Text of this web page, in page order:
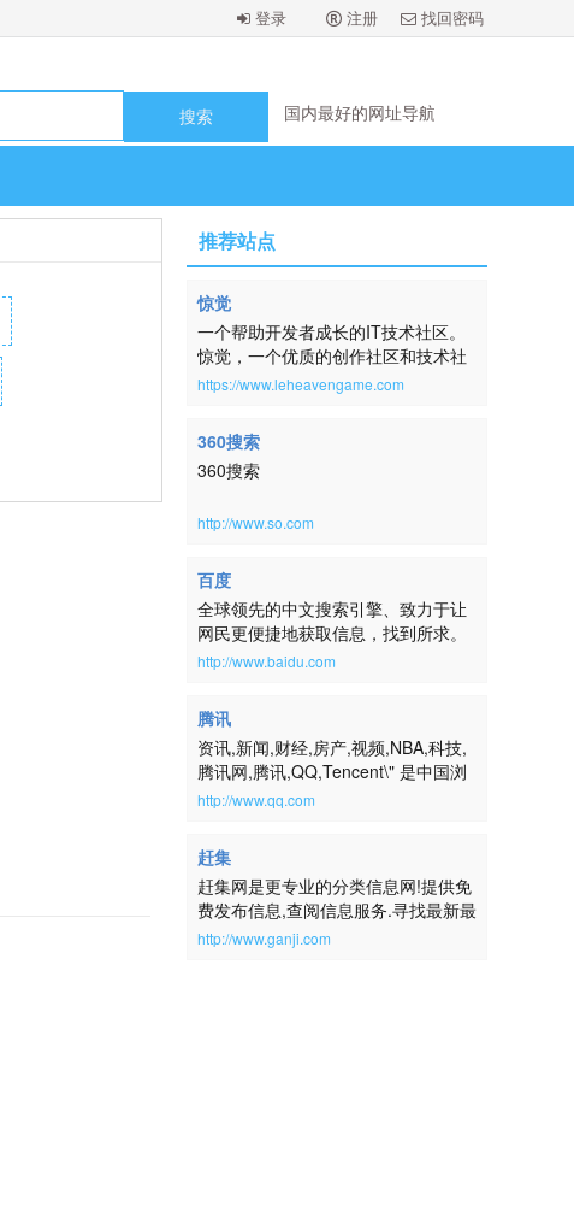
登录 注册 找回密码
国内最好的网址导航
国内最好的网址导航
国内最好的网址导航
推荐站点
惊觉
一个帮助开发者成长的IT技术社区。
惊觉，一个优质的创作社区和技术社
区，在这里，用户每天都可以在这里
程、设计、硬件、游戏等令人激动的
话题。本网站取自：横钗整鬓，倚醉
唱清词，房户静，酒杯深。帘幕明残
溪·韵高格妙》
https://www.leheavengame.com
360搜索
360搜索
http://www.so.com
百度
全球领先的中文搜索引擎、致力于让
网民更便捷地获取信息，找到所求。
百度超过千亿的中文网页数据库，可
http://www.baidu.com
腾讯
资讯,新闻,财经,房产,视频,NBA,科技,
腾讯网,腾讯,QQ,Tencent\" 是中国浏
览量最大的中文门户网站，是腾讯公
乐产品和基础服务为一体的大型综合
门户网站。腾讯网服务于全球华人用
户，致力成为最具传播力和互动性，
权威、主流、时尚的互联网媒体平
台。通过强大的实时新闻和全面深入
http://www.qq.com
赶集
赶集网是更专业的分类信息网!提供免
费发布信息,查阅信息服务.寻找最新最
全的房屋出租、二手房、二手车、二
http://www.ganji.com